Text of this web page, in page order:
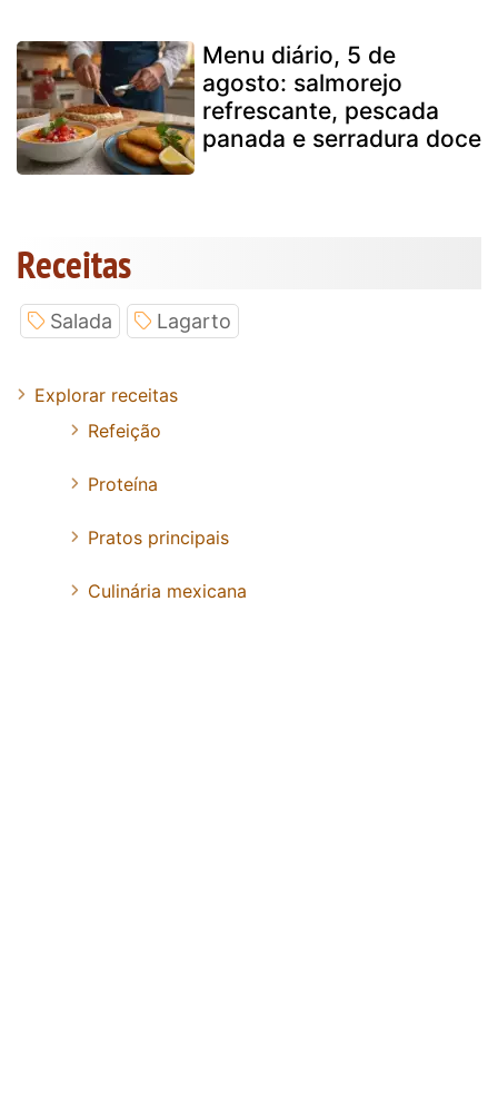
Menu diário, 5 de
agosto: salmorejo
refrescante, pescada
panada e serradura doce
Receitas
Salada Lagarto
Explorar receitas
Refeição
Proteína
Pratos principais
Culinária mexicana